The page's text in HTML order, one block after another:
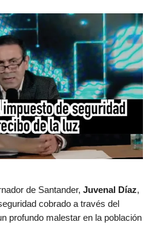
de Santander, Juvenal Díaz,
cobrado a través del
profundo malestar en la población